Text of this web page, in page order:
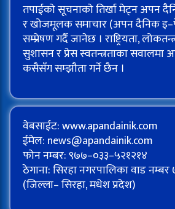
तपाईको सूचनाको तिर्खा मेट्न अपन
र खोजमूलक समाचार (अपन दैनिक
सम्प्रेषण गर्दै जानेछ । राष्ट्रियता,
सुशासन र प्रेस स्वतन्त्रताका
कसैसँग सम्झौता गर्ने छैन ।
वेबसाईट: www.apandainik.com
ईमेल: news@apandainik.com
फोन नम्बर: ९७७–०३३–५२१२१४
ठेगाना: सिरहा नगरपालिका वाड नम्बर
(जिल्ला– सिरहा, मधेश प्रदेश)